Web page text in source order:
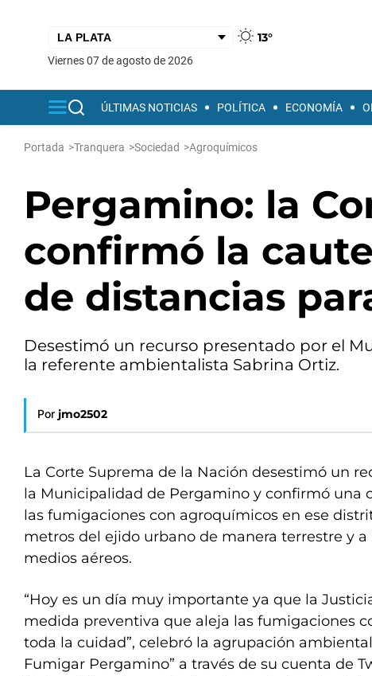
13°
viernes 07 de agosto de 2026
ÚLTIMAS NOTICIAS POLÍTICA ECONOMÍA
Portada >Tranquera >Sociedad >Agroquímicos
Pergamino: la
confirmó la
de distancias
Desestimó un recurso presentado por el
la referente ambientalista Sabrina Ortiz.
Por jmo2502
La Corte Suprema de la Nación desestimó un
la Municipalidad de Pergamino y confirmó una
las fumigaciones con agroquímicos en ese
metros del ejido urbano de manera terrestre y
medios aéreos.
“Hoy es un día muy importante ya que la
medida preventiva que aleja las fumigaciones
toda la cuidad”, celebró la agrupación
Fumigar Pergamino” a través de su cuenta de